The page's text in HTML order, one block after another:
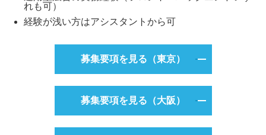
れも可）
経験が浅い方はアシスタントから可
募集要項を見る（東京）
募集要項を見る（大阪）